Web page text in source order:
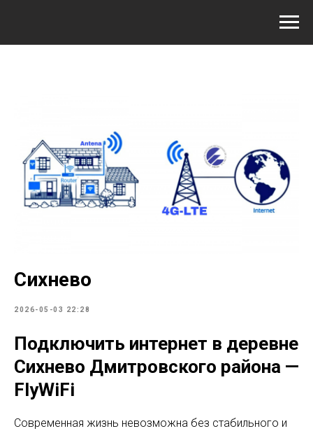
Сихнево
2026-05-03 22:28
Подключить интернет в деревне
Сихнево Дмитровского района —
FlyWiFi
Современная жизнь невозможна без стабильного и